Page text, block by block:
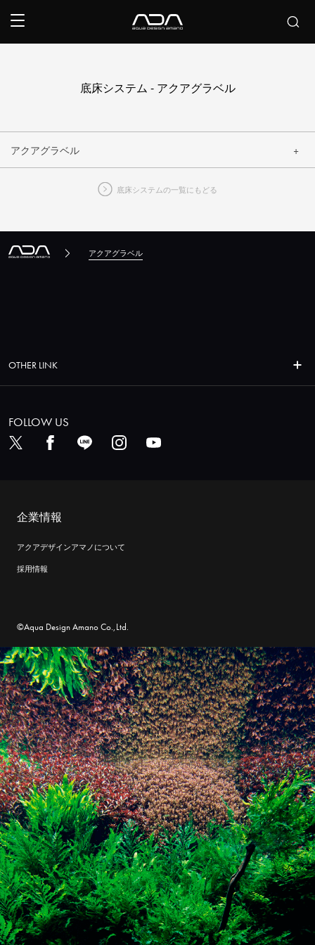
底床システム - アクアグラベル
アクアグラベル
底床システムの一覧にもどる
アクアグラベル
OTHER LINK
FOLLOW US
企業情報
アクアデザインアマノについて
採用情報
©Aqua Design Amano Co.,Ltd.